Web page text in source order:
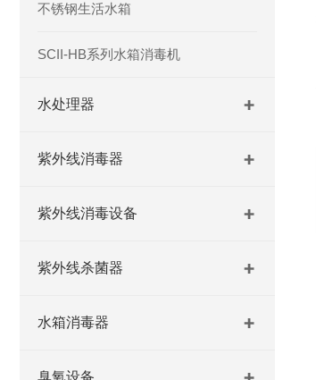
不锈钢生活水箱
SCII-HB系列水箱消毒机
水处理器
紫外线消毒器
紫外线消毒设备
紫外线杀菌器
水箱消毒器
臭氧设备